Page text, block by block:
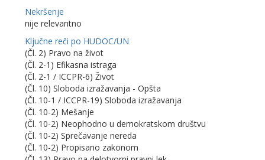
Nekršenje
nije relevantno
Ključne reči po HUDOC/UN
(Čl. 2) Pravo na život
(Čl. 2-1) Efikasna istraga
(Čl. 2-1 / ICCPR-6) Život
(Čl. 10) Sloboda izražavanja - Opšta
(Čl. 10-1 / ICCPR-19) Sloboda izražavanja
(Čl. 10-2) Mešanje
(Čl. 10-2) Neophodno u demokratskom društvu
(Čl. 10-2) Sprečavanje nereda
(Čl. 10-2) Propisano zakonom